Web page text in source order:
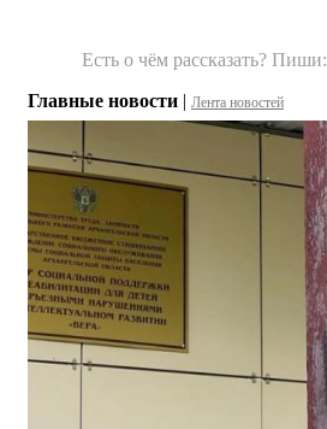
Есть о чём рассказать? Пиши:
Главные новости | Лента новостей